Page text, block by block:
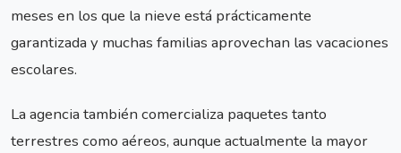
meses en los que la nieve está prácticamente
garantizada y muchas familias aprovechan las vacaciones
escolares.
La agencia también comercializa paquetes tanto
terrestres como aéreos, aunque actualmente la mayor